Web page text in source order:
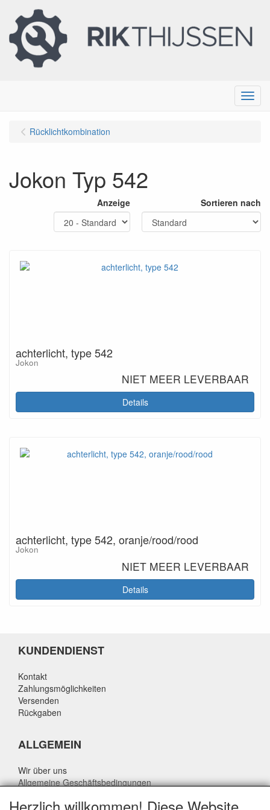
Menu
Rücklichtkombination
Jokon Typ 542
Anzeige Sortieren nach
achterlicht, type 542
Jokon
NIET MEER LEVERBAAR
Details
achterlicht, type 542, oranje/rood/rood
Jokon
NIET MEER LEVERBAAR
Details
KUNDENDIENST
Kontakt
Zahlungsmöglichkeiten
Versenden
Rückgaben
ALLGEMEIN
Wir über uns
Allgemeine Geschäftsbedingungen
Haftungsausschluss